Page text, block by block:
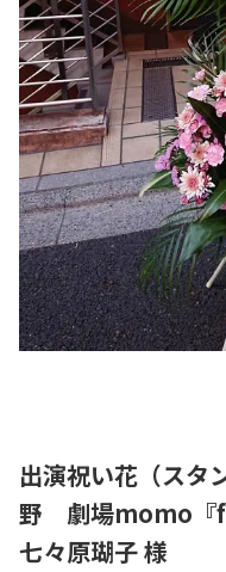
出演祝い花（スタ
野 劇場momo『
七々原瑚子 様